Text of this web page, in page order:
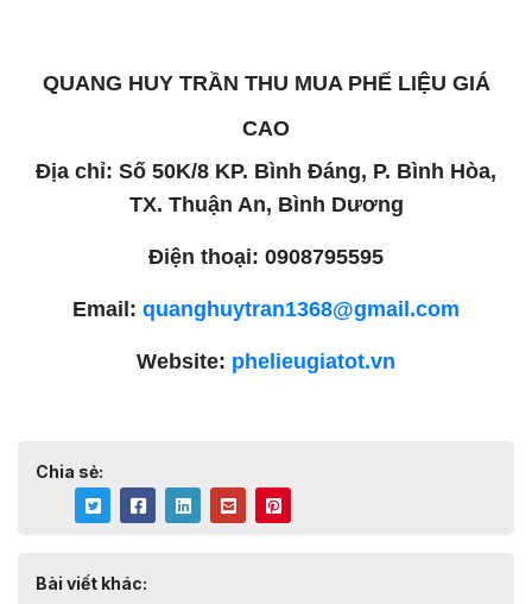
QUANG HUY TRẦN THU MUA PHẾ LIỆU GIÁ
CAO
Địa chỉ: Số 50K/8 KP. Bình Đáng, P. Bình Hòa,
TX. Thuận An, Bình Dương
Điện thoại: 0908795595
Email: quanghuytran1368@gmail.com
Website: phelieugiatot.vn
Chia sẻ:
Bài viết khác: